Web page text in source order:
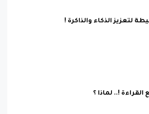
الذكاء والذاكرة !
!.. لماذا ؟